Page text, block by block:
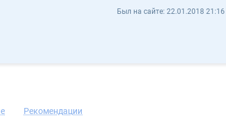
BogdanMundial donbogdan - Отзывы
Был на сайте: 22.01.2018 21:16
Рекомендации